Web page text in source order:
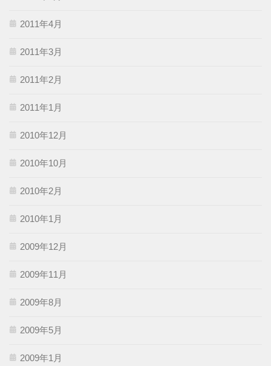
2011年4月
2011年3月
2011年2月
2011年1月
2010年12月
2010年10月
2010年2月
2010年1月
2009年12月
2009年11月
2009年8月
2009年5月
2009年1月